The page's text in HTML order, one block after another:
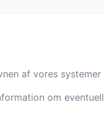
af vores systemer
om